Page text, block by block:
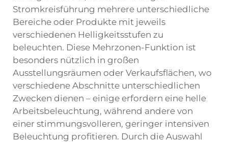
Stromkreisführung mehrere unterschiedliche
Bereiche oder Produkte mit jeweils
verschiedenen Helligkeitsstufen zu
beleuchten. Diese Mehrzonen-Funktion ist
besonders nützlich in großen
Ausstellungsräumen oder Verkaufsflächen, wo
verschiedene Abschnitte unterschiedlichen
Zwecken dienen – einige erfordern eine helle
Arbeitsbeleuchtung, während andere von
einer stimmungsvolleren, geringer intensiven
Beleuchtung profitieren. Durch die Auswahl